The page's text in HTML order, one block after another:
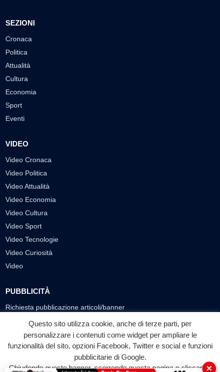
SEZIONI
Cronaca
Politica
Attualità
Cultura
Economia
Sport
Eventi
VIDEO
Video Cronaca
Video Politica
Video Attualità
Video Economia
Video Cultura
Video Sport
Video Tecnologie
Video Curiosità
Video
PUBBLICITÀ
Richiesta pubblicazione articoli/banner
SEGUICI SUI SOCIAL
f
Facebook
◎ ▶
YouTube
Questo sito utilizza cookie, anche di terze parti, per
personalizzare i contenuti come widget per ampliare le
funzionalità del sito, opzioni Facebook, Twitter e social e funzioni
pubblicitarie di Google.
Chiudendo questo banner, scorrendo questa pagina o cliccando
×